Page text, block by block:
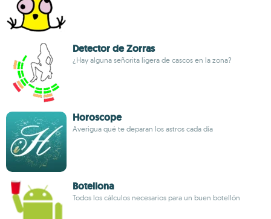
Detector de Zorras
¿Hay alguna señorita ligera de cascos en la zona?
Horoscope
Averigua qué te deparan los astros cada día
Botellona
Todos los cálculos necesarios para un buen botellón